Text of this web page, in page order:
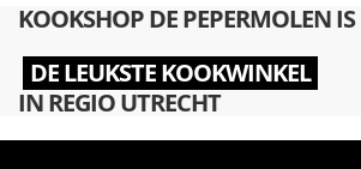
KOOKSHOP DE PEPERMOLEN IS
DE LEUKSTE KOOKWINKEL
IN REGIO UTRECHT